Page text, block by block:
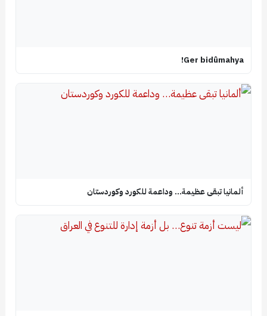
Ger bidûmahya!
ألمانيا تبقى عظيمة… وداعمة للكورد وكوردستان